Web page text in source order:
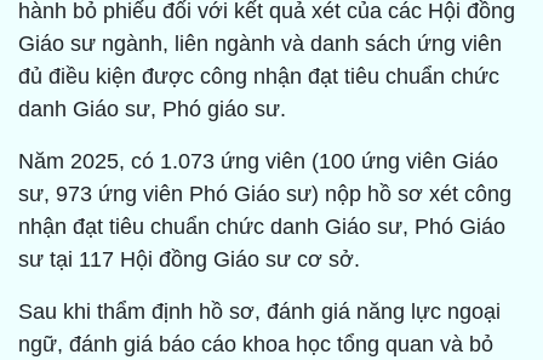
hành bỏ phiếu đối với kết quả xét của các Hội đồng
Giáo sư ngành, liên ngành và danh sách ứng viên
đủ điều kiện được công nhận đạt tiêu chuẩn chức
danh Giáo sư, Phó giáo sư.
Năm 2025, có 1.073 ứng viên (100 ứng viên Giáo
sư, 973 ứng viên Phó Giáo sư) nộp hồ sơ xét công
nhận đạt tiêu chuẩn chức danh Giáo sư, Phó Giáo
sư tại 117 Hội đồng Giáo sư cơ sở.
Sau khi thẩm định hồ sơ, đánh giá năng lực ngoại
ngữ, đánh giá báo cáo khoa học tổng quan và bỏ